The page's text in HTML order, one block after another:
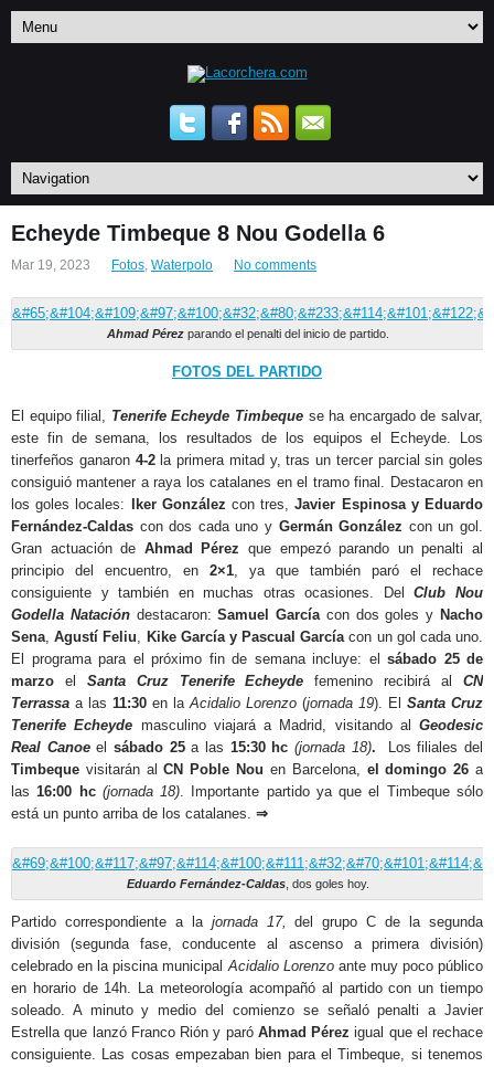
Echeyde Timbeque 8 Nou Godella 6
Mar 19, 2023 Fotos, Waterpolo No comments
Ahmad Pérez parando el penalti del inicio de partido.
FOTOS DEL PARTIDO
El equipo filial, Tenerife Echeyde Timbeque se ha encargado de salvar,
este fin de semana, los resultados de los equipos el Echeyde. Los
tinerfeños ganaron 4-2la primera mitad y, tras un tercer parcial sin goles
consiguió mantener a raya los catalanes en el tramo final. Destacaron en
los goles locales:
Iker González con tres,Javier Espinosay Eduardo
Fernández-Caldas con dos cada uno y Germán González con un gol.
Gran actuación de Ahmad Pérez que empezó parando un penalti al
principio del encuentro, en 2×1, ya que también paró el rechace
consiguiente y también en muchas otras ocasiones. DelClub Nou
Godella Natacióndestacaron:Samuel Garcíacon dos goles y Nacho
Sena,Agustí Feliu, Kike García y Pascual Garcíacon un gol cada uno.
El programa para el próximo fin de semana incluye: el sábado 25 de
marzo el Santa Cruz Tenerife Echeyde femenino recibirá alCN
Terrassa a las 11:30 en laAcidalio Lorenzo (jornada 19). El Santa Cruz
Tenerife Echeyde masculino viajará a Madrid, visitando al Geodesic
Real Canoe el sábado 25a las 15:30 hc (jornada 18).
Los filiales del
Timbeque visitarán alCN Poble Nou en Barcelona, el domingo 26 a
las16:00 hc (jornada 18). Importante partido ya que el Timbeque sólo
está un punto arriba de los catalanes. ⇒
Eduardo Fernández-Caldas , dos goles hoy.
Partido correspondiente a la jornada 17, del grupo C de la segunda
división (segunda fase, conducente al ascenso a primera división)
celebrado en la piscina municipalAcidalio Lorenzoante muy poco público
en horario de 14h. La meteorología acompañó al partido con un tiempo
soleado. A minuto y medio del comienzo se señaló penalti a Javier
Estrella que lanzó Franco Rión y paró Ahmad Pérez igual que el rechace
consiguiente. Las cosas empezaban bien para el Timbeque, si tenemos